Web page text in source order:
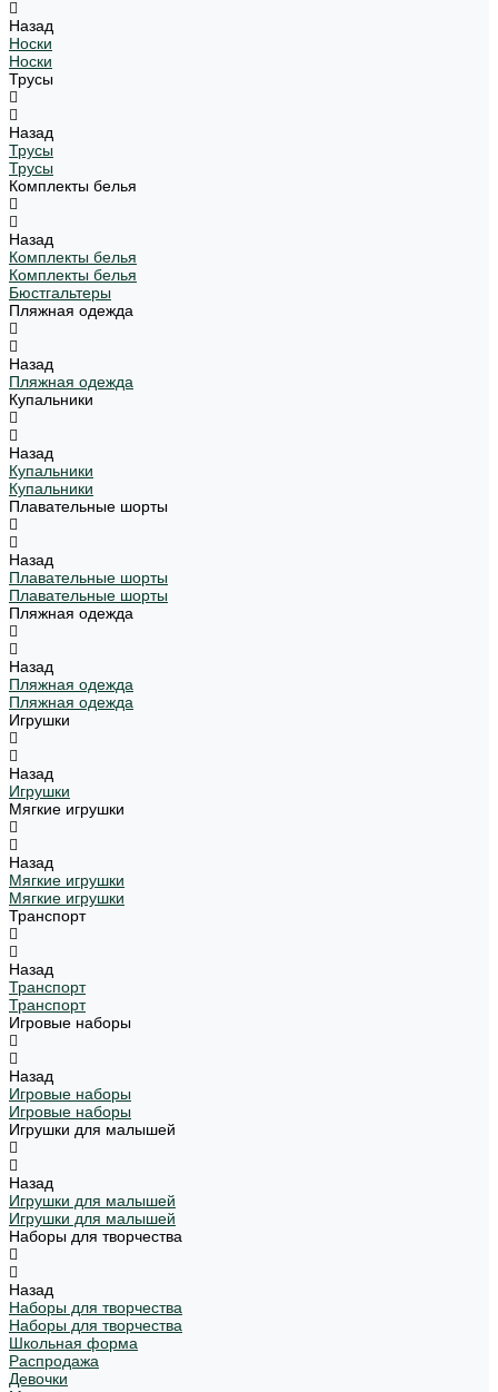
Назад
Носки
Носки
Трусы
Назад
Трусы
Трусы
Комплекты белья
Назад
Комплекты белья
Комплекты белья
Бюстгальтеры
Пляжная одежда
Назад
Пляжная одежда
Купальники
Назад
Купальники
Купальники
Плавательные шорты
Назад
Плавательные шорты
Плавательные шорты
Пляжная одежда
Назад
Пляжная одежда
Пляжная одежда
Игрушки
Назад
Игрушки
Мягкие игрушки
Назад
Мягкие игрушки
Мягкие игрушки
Транспорт
Назад
Транспорт
Транспорт
Игровые наборы
Назад
Игровые наборы
Игровые наборы
Игрушки для малышей
Назад
Игрушки для малышей
Игрушки для малышей
Наборы для творчества
Назад
Наборы для творчества
Наборы для творчества
Школьная форма
Распродажа
Девочки